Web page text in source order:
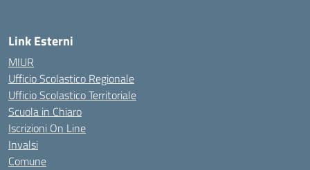
Link Esterni
MIUR
Ufficio Scolastico Regionale
Ufficio Scolastico Territoriale
Scuola in Chiaro
Iscrizioni On Line
Invalsi
Comune